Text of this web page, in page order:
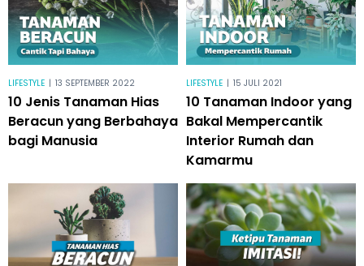
LIFESTYLE | 13 SEPTEMBER 2022
10 Jenis Tanaman Hias
Beracun yang Berbahaya
bagi Manusia
LIFESTYLE | 15 JULI 2021
10 Tanaman Indoor yang
Bakal Mempercantik
Interior Rumah dan
Kamarmu